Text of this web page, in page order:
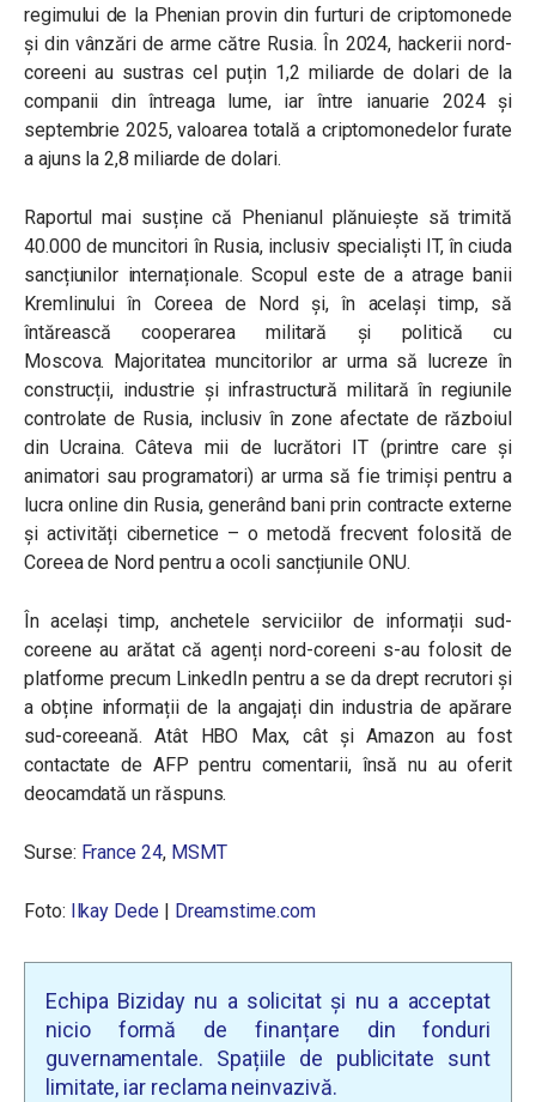
regimului de la Phenian provin din furturi de criptomonede
și din vânzări de arme către Rusia. În 2024, hackerii nord-
coreeni au sustras cel puțin 1,2 miliarde de dolari de la
companii din întreaga lume, iar între ianuarie 2024 și
septembrie 2025, valoarea totală a criptomonedelor furate
a ajuns la 2,8 miliarde de dolari.
Raportul mai susține că Phenianul plănuiește să trimită
40.000 de muncitori în Rusia, inclusiv specialiști IT, în ciuda
sancțiunilor internaționale. Scopul este de a atrage banii
Kremlinului în Coreea de Nord și, în același timp, să
întărească cooperarea militară și politică cu
Moscova. Majoritatea muncitorilor ar urma să lucreze în
construcții, industrie și infrastructură militară în regiunile
controlate de Rusia, inclusiv în zone afectate de războiul
din Ucraina. Câteva mii de lucrători IT (printre care și
animatori sau programatori) ar urma să fie trimiși pentru a
lucra online din Rusia, generând bani prin contracte externe
și activități cibernetice – o metodă frecvent folosită de
Coreea de Nord pentru a ocoli sancțiunile ONU.
În același timp, anchetele serviciilor de informații sud-
coreene au arătat că agenți nord-coreeni s-au folosit de
platforme precum LinkedIn pentru a se da drept recrutori și
a obține informații de la angajați din industria de apărare
sud-coreeană. Atât HBO Max, cât și Amazon au fost
contactate de AFP pentru comentarii, însă nu au oferit
deocamdată un răspuns.
Surse: France 24, MSMT
Foto: Ilkay Dede| Dreamstime.com
Echipa Biziday nu a solicitat și nu a acceptat
nicio formă de finanțare din fonduri
guvernamentale. Spațiile de publicitate sunt
limitate, iar reclama neinvazivă.